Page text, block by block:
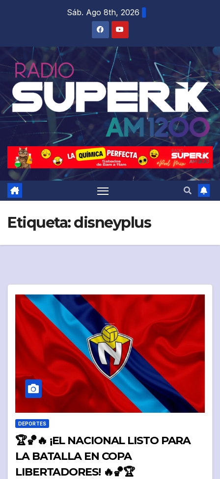
Sáb. Ago 8th, 2026
Etiqueta:disneyplus
DEPORTES
🏆🏀🔥 ¡EL NACIONAL LISTO PARA
LA BATALLA EN COPA
LIBERTADORES! 🔥🏀🏆